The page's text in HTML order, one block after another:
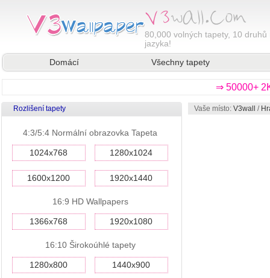
80,000 volných tapety, 10 druhů
jazyka!
Domácí
Všechny tapety
⇒ 50000+
Rozlišení tapety
4:3/5:4 Normální obrazovka Tapeta
1024x768 1280x1024
1600x1200 1920x1440
16:9 HD Wallpapers
1366x768 1920x1080
16:10 Širokoúhlé tapety
1280x800 1440x900
Vaše místo: V3wall /